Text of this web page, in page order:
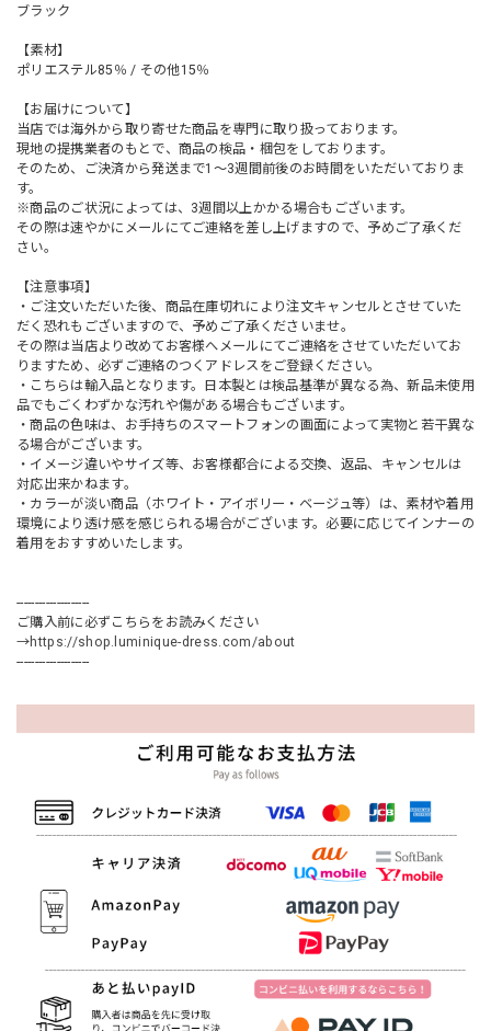
ブラック
【素材】
ポリエステル85％ / その他15％
【お届けについて】
当店では海外から取り寄せた商品を専門に取り扱っております。
現地の提携業者のもとで、商品の検品・梱包をしております。
そのため、ご決済から発送まで1～3週間前後のお時間をいただいておりま
す。
※商品のご状況によっては、3週間以上かかる場合もございます。
その際は速やかにメールにてご連絡を差し上げますので、予めご了承くだ
さい。
【注意事項】
・ご注文いただいた後、商品在庫切れにより注文キャンセルとさせていた
だく恐れもございますので、予めご了承くださいませ。
その際は当店より改めてお客様へメールにてご連絡をさせていただいてお
りますため、必ずご連絡のつくアドレスをご登録ください。
・こちらは輸入品となります。日本製とは検品基準が異なる為、新品未使用
品でもごくわずかな汚れや傷がある場合もございます。
・商品の色味は、お手持ちのスマートフォンの画面によって実物と若干異な
る場合がございます。
・イメージ違いやサイズ等、お客様都合による交換、返品、キャンセルは
対応出来かねます。
・カラーが淡い商品（ホワイト・アイボリー・ベージュ等）は、素材や着用
環境により透け感を感じられる場合がございます。必要に応じてインナーの
着用をおすすめいたします。
--------------------
ご購入前に必ずこちらをお読みください
→https://shop.luminique-dress.com/about
--------------------